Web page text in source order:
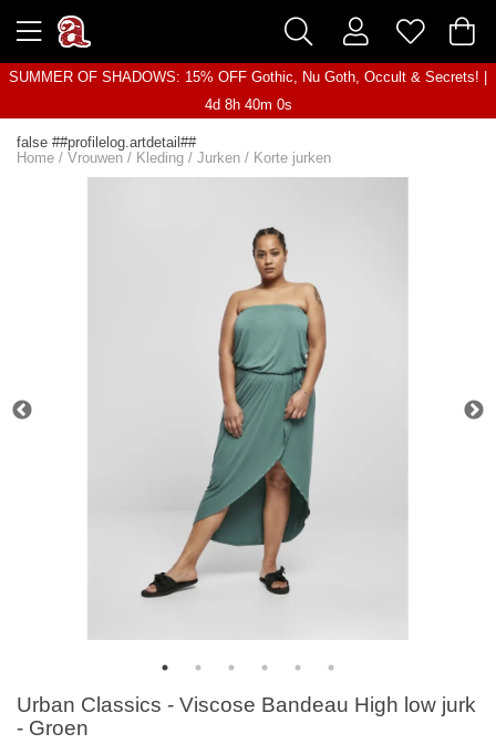
SUMMER OF SHADOWS: 15% OFF Gothic, Nu Goth, Occult & Secrets! |
4d 8h 40m 0s
false ##profilelog.artdetail##
Home / Vrouwen / Kleding / Jurken / Korte jurken
Urban Classics - Viscose Bandeau High low jurk
- Groen